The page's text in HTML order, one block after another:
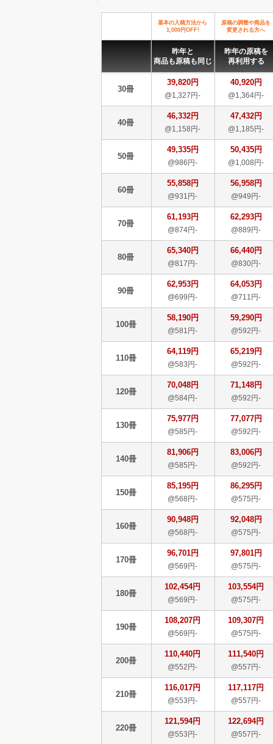
基本の入稿方法から
1,000円OFF!
原稿の調整や商品を
変更される方へ
昨年と
商品も原稿も同じ
昨年の原稿を
再利用する
30冊
39,820円
@1,327円-
40,920円
@1,364円-
40冊
46,332円
@1,158円-
47,432円
@1,185円-
50冊
49,335円
@986円-
50,435円
@1,008円-
60冊
55,858円
@931円-
56,958円
@949円-
70冊
61,193円
@874円-
62,293円
@889円-
80冊
65,340円
@817円-
66,440円
@830円-
90冊
62,953円
@699円-
64,053円
@711円-
100冊
58,190円
@581円-
59,290円
@592円-
110冊
64,119円
@583円-
65,219円
@592円-
120冊
70,048円
@584円-
71,148円
@592円-
130冊
75,977円
@585円-
77,077円
@592円-
140冊
81,906円
@585円-
83,006円
@592円-
150冊
85,195円
@568円-
86,295円
@575円-
160冊
90,948円
@568円-
92,048円
@575円-
170冊
96,701円
@569円-
97,801円
@575円-
180冊
102,454円
@569円-
103,554円
@575円-
190冊
108,207円
@569円-
109,307円
@575円-
200冊
110,440円
@552円-
111,540円
@557円-
210冊
116,017円
@553円-
117,117円
@557円-
220冊
121,594円
@553円-
122,694円
@557円-